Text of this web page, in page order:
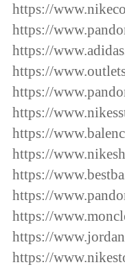
https://
https://
https://
https://
https://
https://
https://
https://
https://
https://
https://
https://
https://